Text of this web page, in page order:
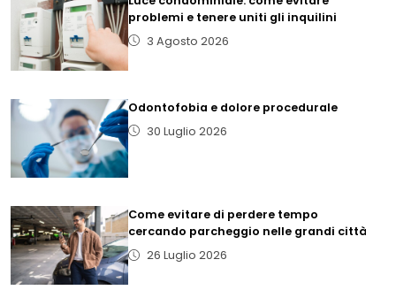
problemi e tenere uniti gli inquilini
3 Agosto 2026
Odontofobia e dolore procedurale
30 Luglio 2026
Come evitare di perdere tempo
cercando parcheggio nelle grandi città
26 Luglio 2026